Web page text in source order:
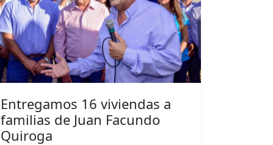
Entregamos 16 viviendas a
familias de Juan Facundo
Quiroga